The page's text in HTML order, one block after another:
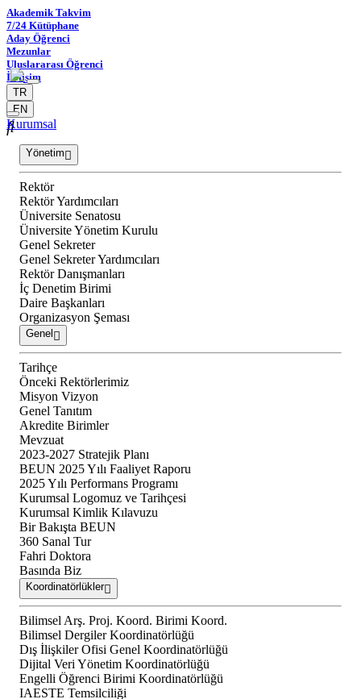
Akademik Takvim
7/24 Kütüphane
Aday Öğrenci
Mezunlar
Uluslararası Öğrenci
İletişim
TR
EN
Kurumsal
Yönetim
Rektör
Rektör Yardımcıları
Üniversite Senatosu
Üniversite Yönetim Kurulu
Genel Sekreter
Genel Sekreter Yardımcıları
Rektör Danışmanları
İç Denetim Birimi
Daire Başkanları
Organizasyon Şeması
Genel
Tarihçe
Önceki Rektörlerimiz
Misyon Vizyon
Genel Tanıtım
Akredite Birimler
Mevzuat
2023-2027 Stratejik Planı
BEUN 2025 Yılı Faaliyet Raporu
2025 Yılı Performans Programı
Kurumsal Logomuz ve Tarihçesi
Kurumsal Kimlik Kılavuzu
Bir Bakışta BEUN
360 Sanal Tur
Fahri Doktora
Basında Biz
Koordinatörlükler
Bilimsel Arş. Proj. Koord. Birimi Koord.
Bilimsel Dergiler Koordinatörlüğü
Dış İlişkiler Ofisi Genel Koordinatörlüğü
Dijital Veri Yönetim Koordinatörlüğü
Engelli Öğrenci Birimi Koordinatörlüğü
IAESTE Temsilciliği